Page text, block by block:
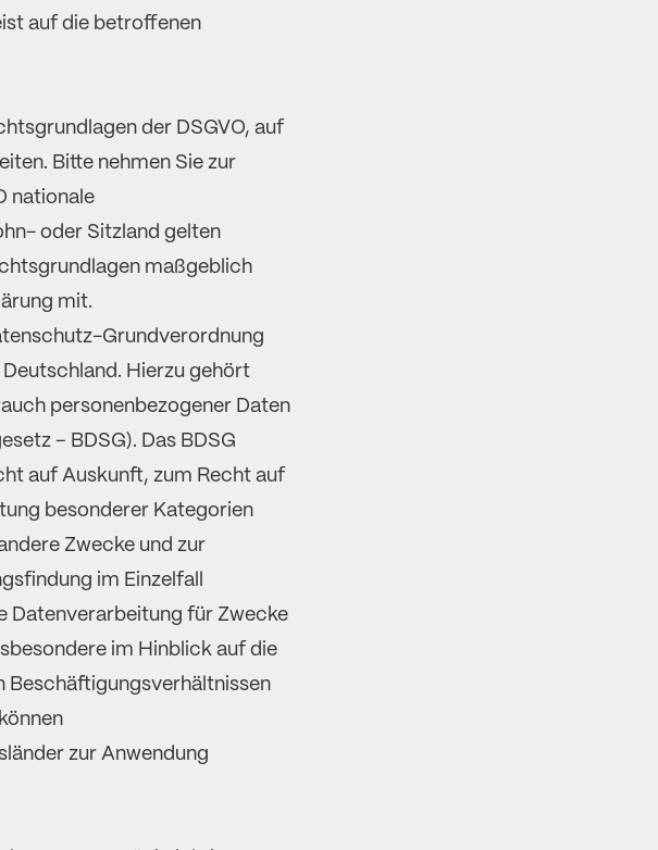
auf die betroffenen
der DSGVO, auf
Bitte nehmen Sie zur
nationale
oder Sitzland gelten
maßgeblich
mit.
Grundverordnung
Hierzu gehört
personenbezogener Daten
– BDSG). Das BDSG
auf Auskunft, zum Recht auf
besonderer Kategorien
Zwecke und zur
im Einzelfall
Datenverarbeitung für Zwecke
im Hinblick auf die
Beschäftigungsverhältnissen
zur Anwendung